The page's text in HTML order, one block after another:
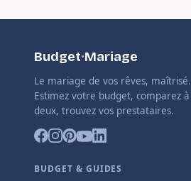
Budget·Mariage
Le mariage de vos rêves, maîtrisé.
Estimez votre budget, comparez à
deux, trouvez vos prestataires.
BUDGET & GUIDES